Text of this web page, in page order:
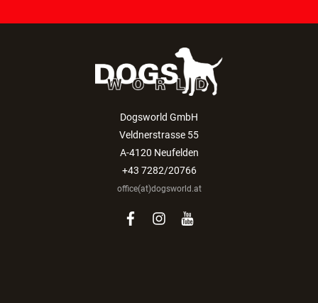
Dogsworld GmbH
Veldnerstrasse 55
A-4120 Neufelden
+43 7282/20766
office(at)dogsworld.at
facebook
instagram
youtube